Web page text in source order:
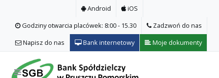
Android
iOS
Godziny otwarcia placówek: 8:00 - 15.30
Zadzwoń do nas
Napisz do nas
Bank internetowy Moje dokumenty